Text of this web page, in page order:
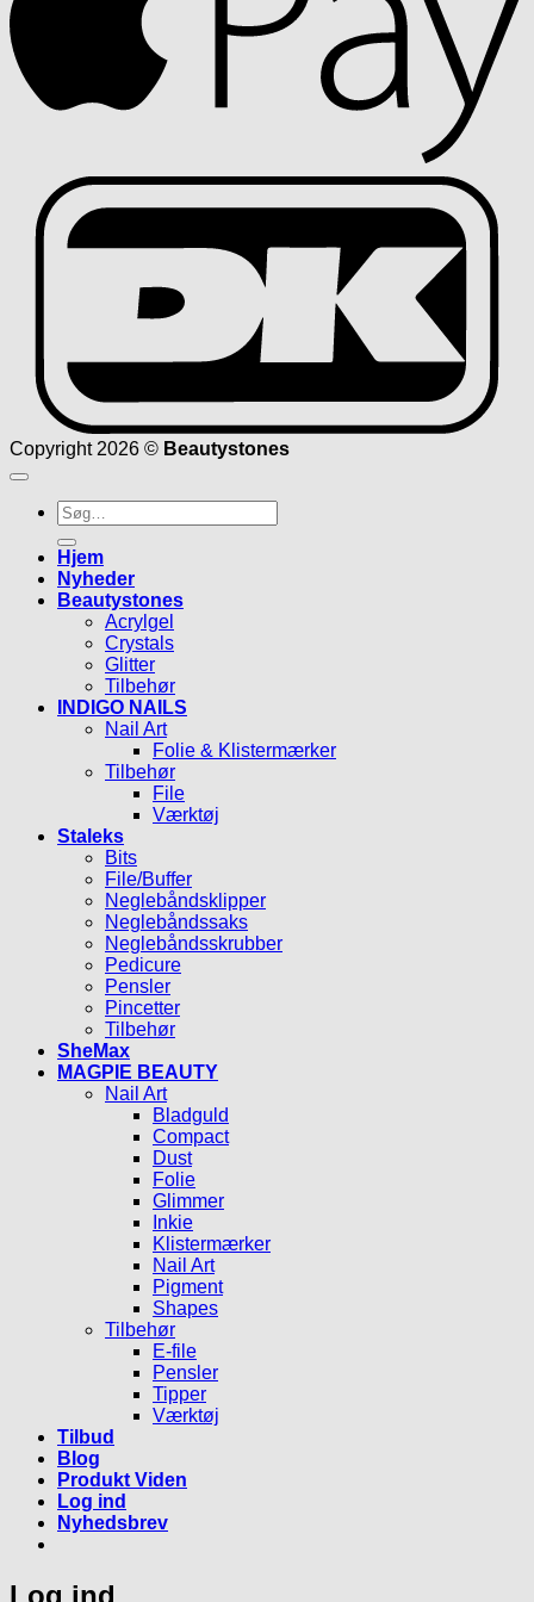
Copyright 2026 © Beautystones
Søg
efter:
Hjem
Nyheder
Beautystones
Acrylgel
Crystals
Glitter
Tilbehør
INDIGO NAILS
Nail Art
Folie & Klistermærker
Tilbehør
File
Værktøj
Staleks
Bits
File/Buffer
Neglebåndsklipper
Neglebåndssaks
Neglebåndsskrubber
Pedicure
Pensler
Pincetter
Tilbehør
SheMax
MAGPIE BEAUTY
Nail Art
Bladguld
Compact
Dust
Folie
Glimmer
Inkie
Klistermærker
Nail Art
Pigment
Shapes
Tilbehør
E-file
Pensler
Tipper
Værktøj
Tilbud
Blog
Produkt Viden
Log ind
Nyhedsbrev
Log ind